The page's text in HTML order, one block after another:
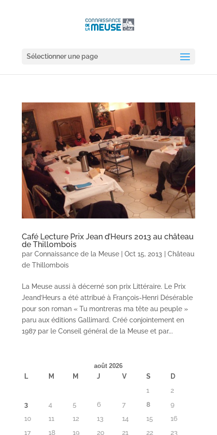
Sélectionner une page
Café Lecture Prix Jean d’Heurs 2013 au château
de Thillombois
par Connaissance de la Meuse| Oct 15, 2013
Château
de Thillombois
La Meuse aussi à décerné son prix Littéraire. Le Prix
Jeand’Heurs a été attribué à François-Henri Désérable
pour son roman « Tu montreras ma tête au peuple »
paru aux éditions Gallimard. Créé conjointement en
1987 par le Conseil général de la Meuse et par...
août 2026
L M M J V S
D
1
2
3
4 5 6 7 8
9
10
11 12 13 14 15
16
17
18 19 20 21 22 23